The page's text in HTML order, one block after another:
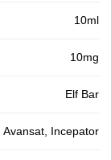
10ml
10mg
Elf Bar
Avansat, Incepator